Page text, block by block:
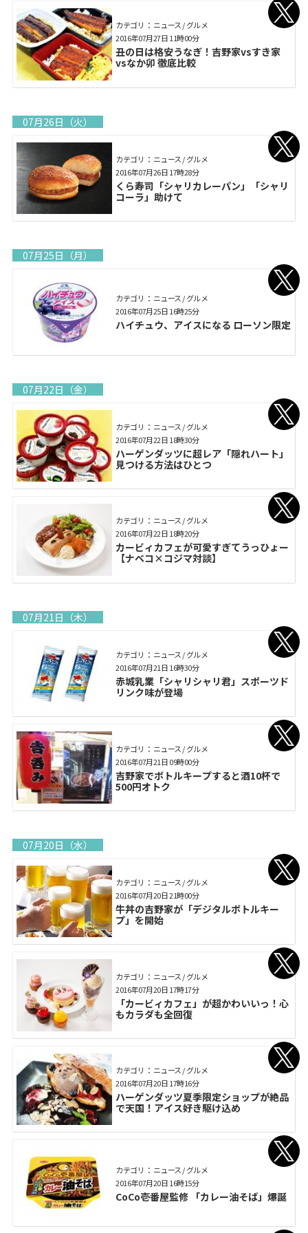
カテゴリ： ニュース / グルメ
丑の日は格安うなぎ！吉野家vsすき家
vsなか卯 徹底比較
2016年07月27日 11時00分
07月26日（火）
カテゴリ： ニュース / グルメ
くら寿司「シャリカレーパン」「シャリ
コーラ」助けて
2016年07月26日 17時28分
07月25日（月）
カテゴリ： ニュース / グルメ
ハイチュウ、アイスになる ローソン限定
2016年07月25日 16時25分
07月22日（金）
カテゴリ： ニュース / グルメ
ハーゲンダッツに超レア「隠れハート」
見つける方法はひとつ
2016年07月22日 18時30分
カテゴリ： ニュース / グルメ
カービィカフェが可愛すぎてうっひょー
【ナベコ×コジマ対談】
2016年07月22日 18時20分
07月21日（木）
カテゴリ： ニュース / グルメ
赤城乳業「シャリシャリ君」スポーツド
リンク味が登場
2016年07月21日 16時30分
カテゴリ： ニュース / グルメ
吉野家でボトルキープすると酒10杯で
500円オトク
2016年07月21日 09時00分
07月20日（水）
カテゴリ： ニュース / グルメ
牛丼の吉野家が「デジタルボトルキー
プ」を開始
2016年07月20日 21時00分
カテゴリ： ニュース / グルメ
「カービィカフェ」が超かわいいっ！心
もカラダも全回復
2016年07月20日 17時17分
カテゴリ： ニュース / グルメ
ハーゲンダッツ夏季限定ショップが絶品
で天国！アイス好き駆け込め
2016年07月20日 17時16分
カテゴリ： ニュース / グルメ
CoCo壱番屋監修 「カレー油そば」爆誕
2016年07月20日 16時15分